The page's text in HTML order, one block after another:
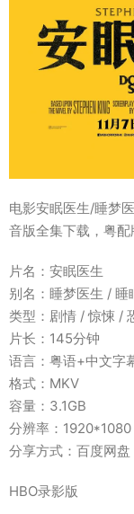
电影安眠医生/睡梦
音版全集下载，粤配
片名：安眠医生
别名：睡梦医生 /
类型：剧情 / 惊悚 /
片长：145分钟
语言：粤语+中文字
格式：MKV
容量：3.1GB
分辨率：1920*1080
分享方式：百度网盘
HBO录影版